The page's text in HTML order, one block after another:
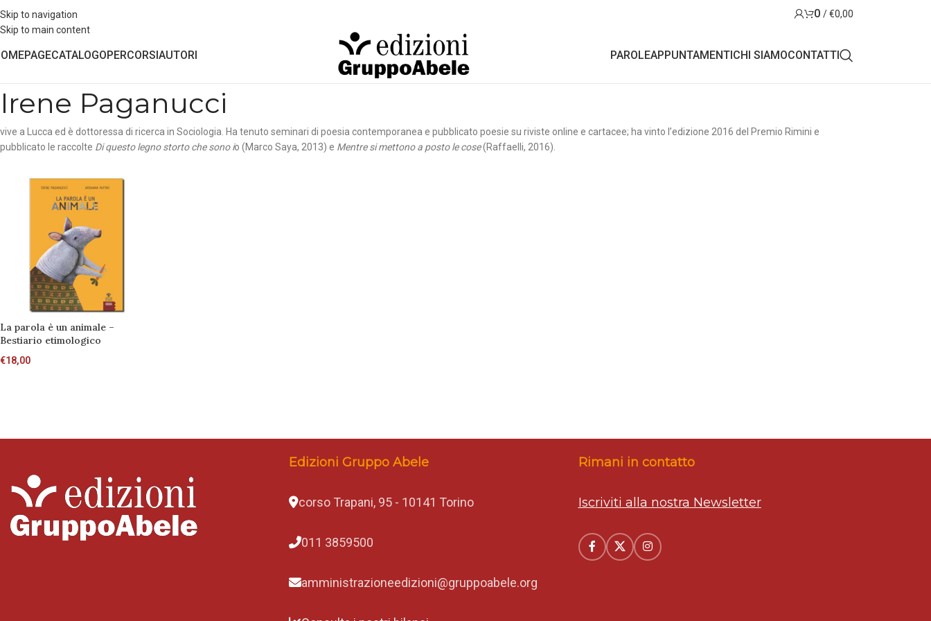
Skip to navigation
Skip to main content
0 /€0,00
CATALOGOPERCORSIAUTORI PAROLEAPPUNTAMENTICHI SIAMOCONTATTI
Irene Paganucci
vive a Lucca ed è dottoressa di ricerca in Sociologia. Ha tenuto seminari di poesia contemporanea e pubblicato poesie su riviste online e cartacee; ha vinto l’edizione 2016 del Premio Rimini e
pubblicato le raccolte Di questo legno storto che sono io (Marco Saya, 2013) e Mentre si mettono a posto le cose(Raffaelli, 2016).
La parola è un animale –
Bestiario etimologico
€18,00
Edizioni Gruppo Abele
corso Trapani, 95 - 10141 Torino
011 3859500
amministrazioneedizioni@gruppoabele.org
Rimani in contatto
Iscriviti alla nostra Newsletter